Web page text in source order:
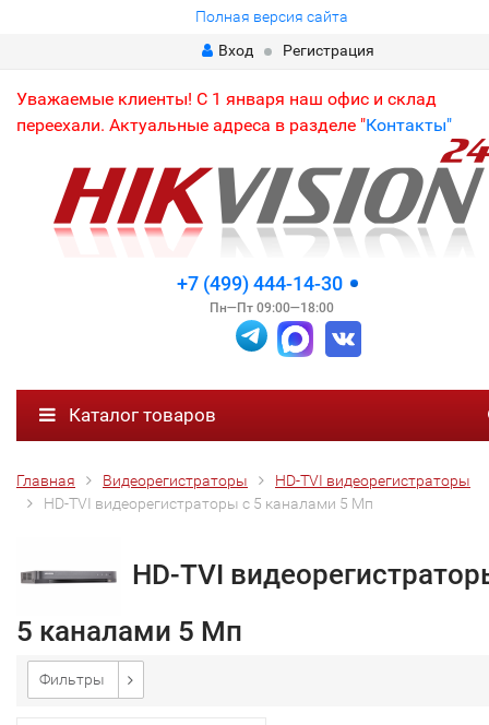
Полная версия сайта
Вход
Регистрация
Уважаемые клиенты! С 1 января наш офис и склад
переехали. Актуальные адреса в разделе "Контакты"
+7 (499) 444-14-30
Пн—Пт 09:00—18:00
Каталог товаров
Главная Видеорегистраторы
HD-TVI видеорегистраторы
HD-TVI видеорегистраторы с 5 каналами 5 Мп
HD-TVI
5 каналами 5 Мп
Фильтры